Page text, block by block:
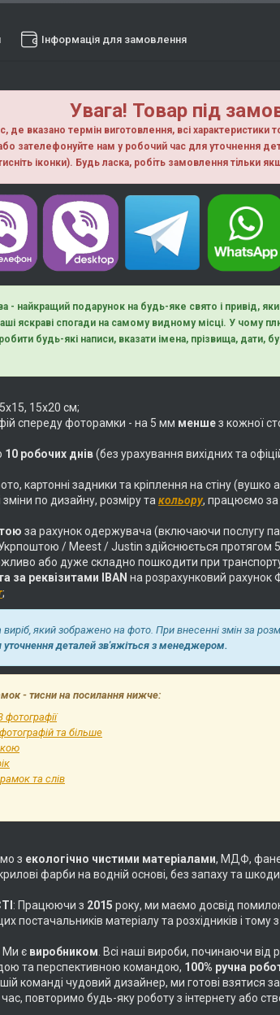
Інформація для замовлення
Увага! Товар під
де вказано термін виготовлення, всі
зателефонуйте нам у робочий час для уточнення
іконки). Будь ласка, робiть замовлення тiльки
- найкращий подарунок на будь-яке свято і привід,
ваші яскраві спогади на самому видному місці. У
будь-які написи, вказати імена, прізвища, дати,
15х20 см;
спереду фоторамки - на 5 мм меншез кожної
10 робочих днів(без урахування вихідних та
картонні задники та кріплення на стіну (вушко
по дизайну, розміру та кольору, працюємо
за рахунок одержувача (включаючи послугу
/ Meest / Justin здійснюється протягом 5
або дуже складно пошкодити при
за реквізитами IBAN на розрахунковий
;
виріб, який зображено на фото. При внесенні змін за
уточнення деталей зв'яжіться з менеджером.
- тисни на посилання нижче:
та більше
та слів
з екологічно чистими матеріалами, МДФ,
фарби на водній основі, без запаху та
: Працюючи з 2015 року, ми маємо досвід
постачальників матеріалу та розхідників і
Ми є виробником . Всі наші вироби, починаючи
та перспективною командою, 100% ручна
команді чудовий дизайнер, ми готові взятися
повторимо будь-яку роботу з інтернету або